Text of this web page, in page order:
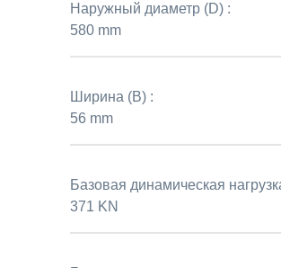
Наружный диаметр (D) :
580 mm
Ширина (B) :
56 mm
Базовая динамическая
371 KN